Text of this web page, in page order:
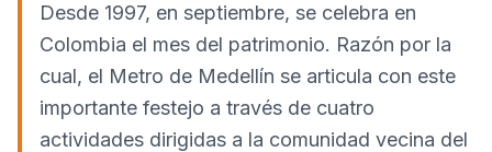
Desde 1997, en septiembre, se celebra en
Colombia el mes del patrimonio. Razón por la
cual, el Metro de Medellín se articula con este
importante festejo a través de cuatro
actividades dirigidas a la comunidad vecina del